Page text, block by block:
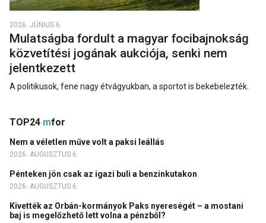
2026. JÚNIUS 6.
Mulatságba fordult a magyar focibajnokság
közvetítési jogának aukciója, senki nem
jelentkezett
A politikusok, fene nagy étvágyukban, a sportot is bekebelezték.
TOP24 mfor
Nem a véletlen műve volt a paksi leállás
2026. AUGUSZTUS 6.
Pénteken jön csak az igazi buli a benzinkutakon
2026. AUGUSZTUS 6.
Kivették az Orbán-kormányok Paks nyereségét – a mostani
baj is megelőzhető lett volna a pénzből?